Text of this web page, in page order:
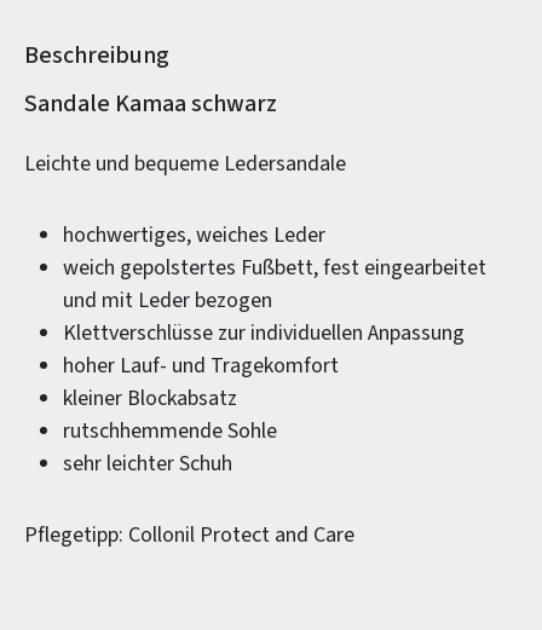
Beschreibung
Produktinformationen
Sandale Kamaa schwarz
Leichte und bequeme Ledersandale
hochwertiges, weiches Leder
weich gepolstertes Fußbett, fest eingearbeitet
und mit Leder bezogen
Klettverschlüsse zur individuellen Anpassung
hoher Lauf- und Tragekomfort
kleiner Blockabsatz
rutschhemmende Sohle
sehr leichter Schuh
Pflegetipp: Collonil Protect and Care